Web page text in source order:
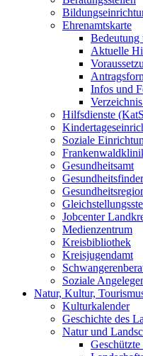
Ehrenamtskarte
Bedeutung
Aktuelle
Infos und
Hilfsdienste
Soziale
Gesundheitsamt
Gesundheitsfinder
Jobcenter
Medienzentrum
Kreisbibliothek
Kreisjugendamt
Soziale
Natur, Kultur,
Kulturkalender
Geschichte des
Natur und